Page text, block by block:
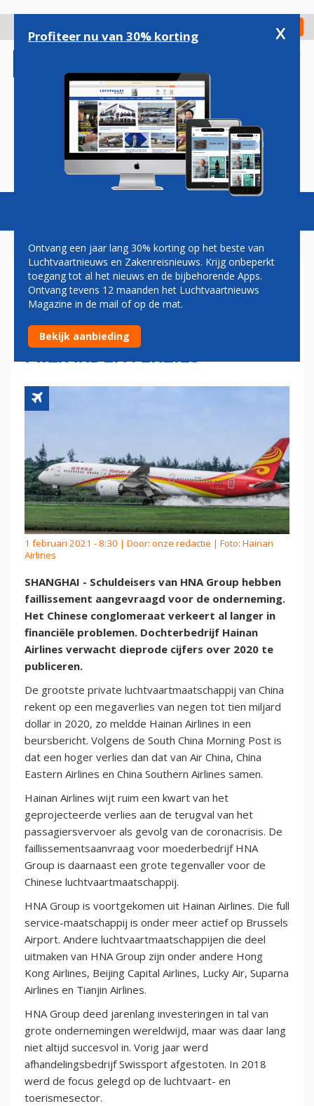
gaan
Check in
Magazine Podcasts Vacatures
HNA GROUP FAILLIET,
DOCHTER HAINAN AIRLINES
VERWACHT
MILJARDENVERLIES
1 februari 2021 - 8:30 | Door: onze redactie | Foto: Hainan
Airlines
SHANGHAI - Schuldeisers van HNA Group hebben
faillissement aangevraagd voor de onderneming.
Het Chinese conglomeraat verkeert al langer in
financiële problemen. Dochterbedrijf Hainan
Airlines verwacht dieprode cijfers over 2020 te
publiceren.
De grootste private luchtvaartmaatschappij van China
rekent op een megaverlies van negen tot tien miljard
dollar in 2020, zo meldde Hainan Airlines in een
beursbericht. Volgens de South China Morning Post is
dat een hoger verlies dan dat van Air China, China
Eastern Airlines en China Southern Airlines samen.
Hainan Airlines wijt ruim een kwart van het
geprojecteerde verlies aan de terugval van het
passagiersvervoer als gevolg van de coronacrisis. De
faillissementsaanvraag voor moederbedrijf HNA
Group is daarnaast een grote tegenvaller voor de
Chinese luchtvaartmaatschappij.
HNA Group is voortgekomen uit Hainan Airlines. Die full
service-maatschappij is onder meer actief op Brussels
Airport. Andere luchtvaartmaatschappijen die deel
uitmaken van HNA Group zijn onder andere Hong
Kong Airlines, Beijing Capital Airlines, Lucky Air, Suparna
Airlines en Tianjin Airlines.
HNA Group deed jarenlang investeringen in tal van
grote ondernemingen wereldwijd, maar was daar lang
niet altijd succesvol in. Vorig jaar werd
afhandelingsbedrijf Swissport afgestoten. In 2018
werd de focus gelegd op de luchtvaart- en
toerismesector.
Profiteer nu van 30% korting x
Ontvang een jaar lang 30% korting op het beste van
Luchtvaartnieuws en Zakenreisnieuws. Krijg onbeperkt
toegang tot al het nieuws en de bijbehorende Apps.
Ontvang tevens 12 maanden het Luchtvaartnieuws
Magazine in de mail of op de mat.
Bekijk aanbieding